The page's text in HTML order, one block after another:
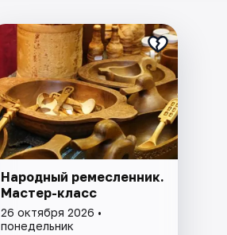
Народный ремесленник.
Мастер-класс
26 октября 2026 •
понедельник